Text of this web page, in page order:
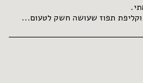
וקליפת תפוז שעושה חשק לטעום...